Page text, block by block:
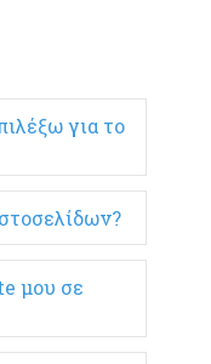
για το
μου σε